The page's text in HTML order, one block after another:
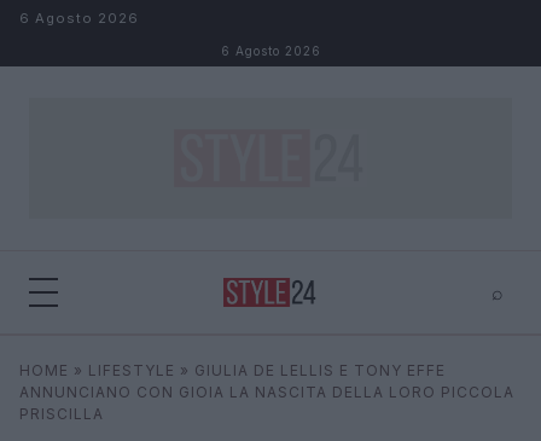
Salta al contenuto
6 Agosto 2026
6 Agosto 2026
⌕
Cerca
HOME » LIFESTYLE » GIULIA DE LELLIS E TONY EFFE
ANNUNCIANO CON GIOIA LA NASCITA DELLA LORO PICCOLA
PRISCILLA